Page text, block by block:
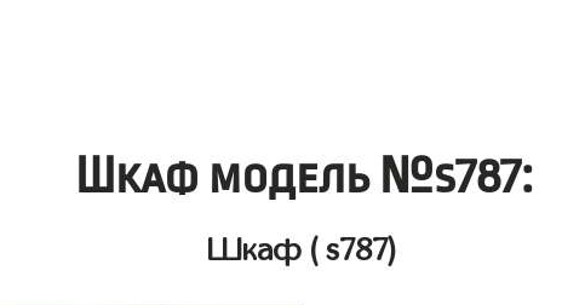
Шкаф модель №s787:
Шкаф ( s787)